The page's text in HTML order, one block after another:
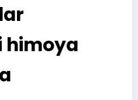
himoya